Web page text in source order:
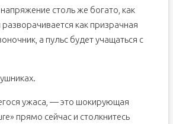
столь же богато, как
как призрачная
а пульс будет учащаться с
ужаса, — это шокирующая
прямо сейчас и столкнитесь